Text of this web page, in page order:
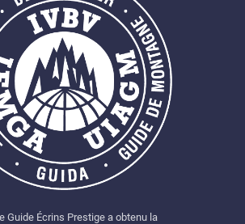
Guide Écrins Prestige a obtenu la